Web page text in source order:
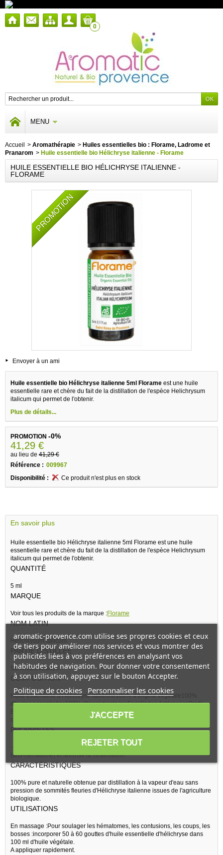
0
MENU
Accueil > Aromathérapie > Huiles essentielles bio : Florame, Ladrome et
Pranarom > Huile essentielle bio Hélichryse italienne - Florame
HUILE ESSENTIELLE BIO HÉLICHRYSE ITALIENNE -
FLORAME
PROMOTION
Envoyer à un ami
Huile essentielle bio Hélichryse italienne 5ml Florame est une huile
essentielle rare et chère du fait de la distillation de l'espèce Helichrysum
italicum qui permet de l'obtenir.
Plus de détails...
PROMOTION -0%
41,29 €
au lieu de 41,29 €
Référence : 009967
Disponibilité :
Ce produit n'est plus en stock
En savoir plus
Huile essentielle bio Hélichryse italienne 5ml Florame est une huile
essentielle rare et chère du fait de la distillation de l'espèce Helichrysum
italicum qui permet de l'obtenir.
QUANTITÉ
5 ml
MARQUE
Voir tous les produits de la marque :Florame
NOM LATIN
Helichrysum italicum
PARTIE DISTILLÉE
Sommités fleuries
COMPOSITION
Huile essentielle d'Hélichryse italienne100% d'origine végétale100%
d'huiles essentielles100% d'ingrédients bioFamilledes AstéracéesProfil
BiochimiqueAcétate de néryle, germacrène-D, limonène, italicène,
PROPRIÉTÉS
- Aide à soulager les bleus..
(anti-hématome) et favorise la cicatrisation.
CARACTÉRISTIQUES
100% pure et naturelle obtenue par distillation à la vapeur d'eau sans
pression de sommités fleuries d'Hélichryse italienne issues de l'agriculture
biologique.
UTILISATIONS
En massage :Pour soulager les hématomes, les contusions, les coups, les
bosses :incorporer 50 à 60 gouttes d'huile essentielle d'hélichryse dans
100 ml d'huile végétale.
A appliquer rapidement.
aromatic-provence.com utilise ses propres cookies et ceux
de tiers pour améliorer nos services et vous montrer des
publicités liées à vos préférences en analysant vos
habitudes de navigation. Pour donner votre consentement
à son utilisation, appuyez sur le bouton Accepter.
Politique de cookies Personnaliser les cookies
REJETER TOUT
J'ACCEPTE